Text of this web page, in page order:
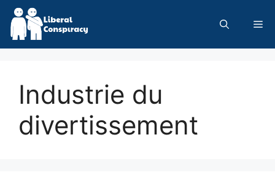
Skip
content
Industrie du
divertissement